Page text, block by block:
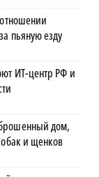
пьяную езду
ИТ-центр РФ и
дом,
и щенков